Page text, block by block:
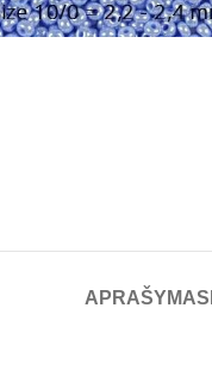
APRAŠYMAS